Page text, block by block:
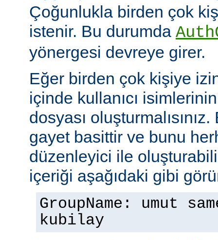
Çoğunlukla birden çok
istenir. Bu durumda
yönergesi devreye girer.
Eğer birden çok kişiye
içinde kullanıcı
dosyası
gayet basittir ve bunu
düzenleyici ile
içeriği aşağıdaki gibi
GroupName: umut
kubilay